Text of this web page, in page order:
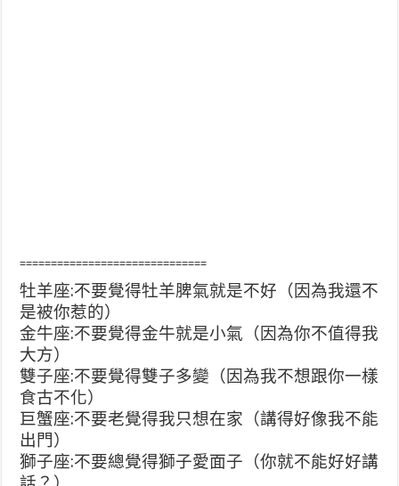
==============================
牡羊座:不要覺得牡羊脾氣就是不好（因為我還不
是被你惹的）
金牛座:不要覺得金牛就是小氣（因為你不值得我
大方）
雙子座:不要覺得雙子多變（因為我不想跟你一樣
食古不化）
巨蟹座:不要老覺得我只想在家（講得好像我不能
出門）
獅子座:不要總覺得獅子愛面子（你就不能好好講